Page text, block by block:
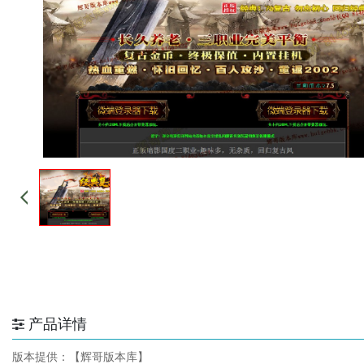
产品详情
版本提供：【辉哥版本库】